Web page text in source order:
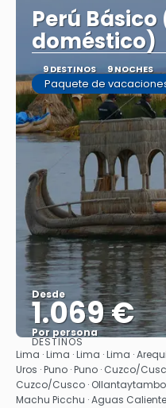
Perú
doméstico)
9 DESTINOS 9 NOCHES
Paquete de
Desde
1.069 €
Por persona
DESTINOS
Lima · Lima · Lima · Lima ·
Uros · Puno · Puno · Cuzco/
Cuzco/Cusco · Ollantaytambo
Machu Picchu · Aguas